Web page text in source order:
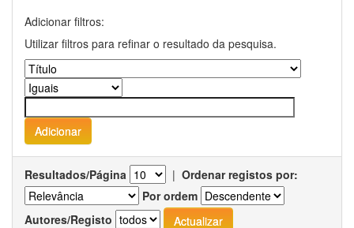
Adicionar filtros:
Utilizar filtros para refinar o resultado da pesquisa.
Resultados/Página | Ordenar registos por:
Por ordem
Autores/Registo